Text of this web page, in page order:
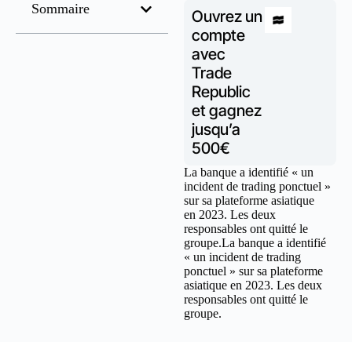
Sommaire
Ouvrez un
compte
avec
Trade
Republic
et gagnez
jusqu’a
500€
La banque a identifié « un
incident de trading ponctuel »
sur sa plateforme asiatique
en 2023. Les deux
responsables ont quitté le
groupe.La banque a identifié
« un incident de trading
ponctuel » sur sa plateforme
asiatique en 2023. Les deux
responsables ont quitté le
groupe.